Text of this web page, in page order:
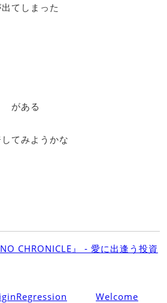
てしまった
がある
てみようかな
CHRONICLE』 ‐ 愛に出逢う投資
Welcome